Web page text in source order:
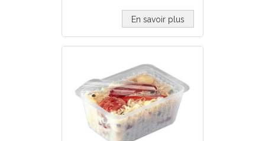
En savoir plus